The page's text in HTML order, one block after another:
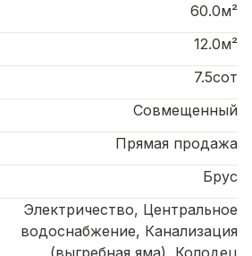
60.0м²
12.0м²
7.5сот
Совмещенный
Прямая продажа
Брус
Электричество, Центральное
водоснабжение, Канализация
(выгребная яма), Колодец